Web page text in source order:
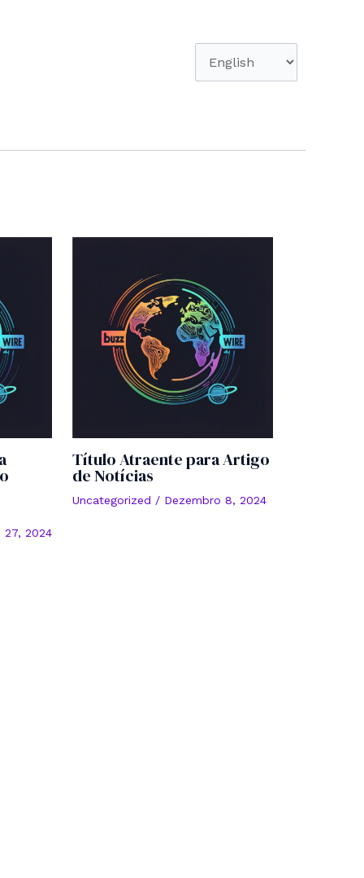
27, 2024
Título Atraente para Artigo
de Notícias
Uncategorized / Dezembro 8, 2024